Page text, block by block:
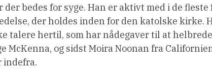
der bedes for syge. Han er aktivt med i de
der holdes inden for den katolske kirke.
talere hertil, som har nådegaver til at helbrede
McKenna, og sidst Moira Noonan fra
indefra.